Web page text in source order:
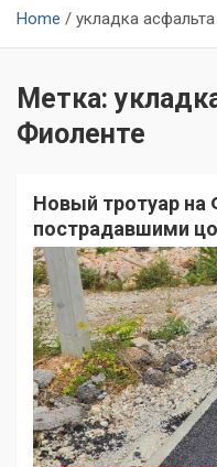
Home укладка
Метка:
Фиоленте
Новый тротуар на
пострадавшими